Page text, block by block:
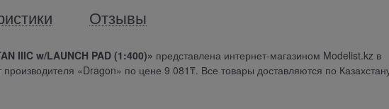
Отзывы
IIIC w/LAUNCH PAD (1:400)» представлена интернет-магазином Modelist.kz в
производителя «Dragon» по цене 9 081₸. Все товары доставляются по